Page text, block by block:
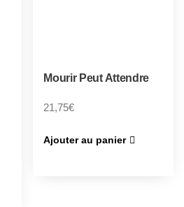
Mourir Peut Attendre
21,75€
Ajouter au panier